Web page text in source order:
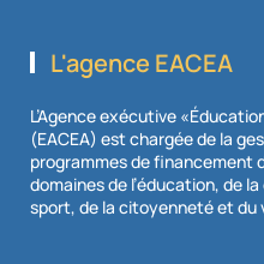
L'agence EACEA
L’Agence exécutive
(EACEA) est chargée de la
programmes de financement
domaines de l’éducation, de
sport, de la citoyenneté et du